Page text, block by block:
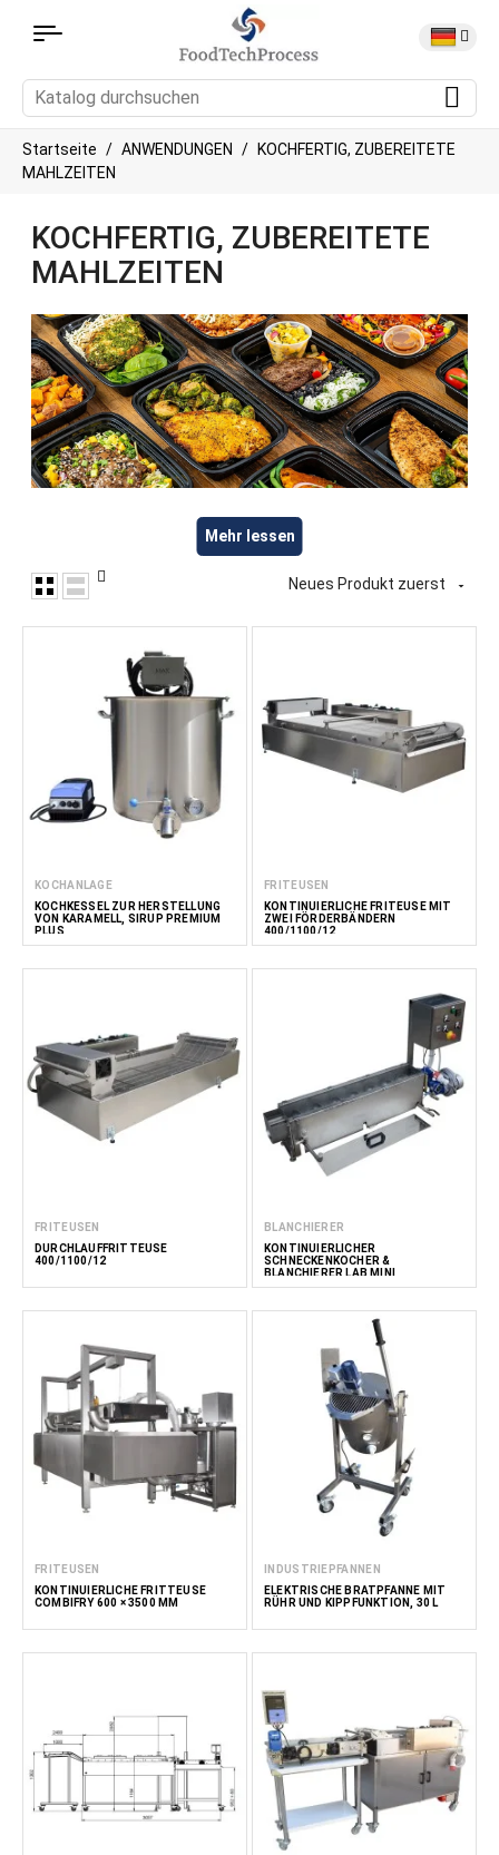
Startseite ANWENDUNGEN
KOCHFERTIG, ZUBEREITETE
MAHLZEITEN
KOCHFERTIG, ZUBEREITETE
MAHLZEITEN
Anlagen zur Lebensmittelverarbeitung für die Herstellung
von Fertiggerichten, einschließlich Anlagen zum Blanchieren,
Kochen, Erhitzen, Mischen und Verarbeiten verschiedener
essbarer Zutaten. Diese Anlagen eignen sich zur Herstellung
Produkten und anderen gekühlten oder tiefgekühlten
Lebensmitteln. FoodTechProcess bietet Anlagen für
Lebensmittelhersteller, Catering-Unternehmen,
Gastronomiebetriebe und Großküchen.
Lese
weniger
Mehr lessen
Neues Produkt zuerst 
KOCHANLAGE
KOCHKESSEL ZUR HERSTELLUNG
VON KARAMELL, SIRUP PREMIUM
PLUS
FRITEUSEN
KONTINUIERLICHE FRITEUSE MIT
ZWEI FÖRDERBÄNDERN
400/1100/12
FRITEUSEN
DURCHLAUFFRITTEUSE
400/1100/12
BLANCHIERER
KONTINUIERLICHER
SCHNECKENKOCHER &
BLANCHIERER LAB MINI
FRITEUSEN
KONTINUIERLICHE FRITTEUSE
COMBIFRY 600 × 3500 MM
INDUSTRIEPFANNEN
ELEKTRISCHE BRATPFANNE MIT
RÜHR UND KIPPFUNKTION, 30 L